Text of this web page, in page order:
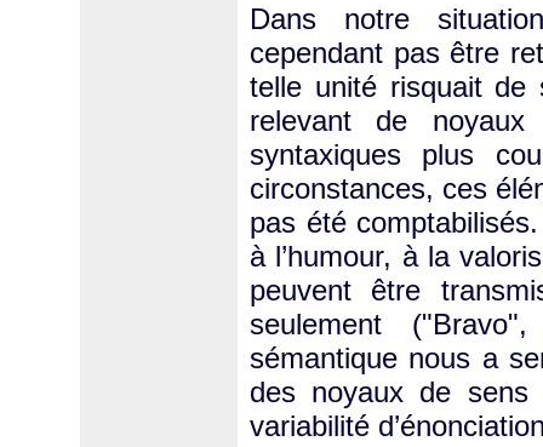
Dans notre
cependant pas être
telle unité risquait de
relevant de
syntaxiques plus
circonstances, ces
pas été
à l’humour, à la
peuvent être
seulement
sémantique nous a
des noyaux de sens
variabilité